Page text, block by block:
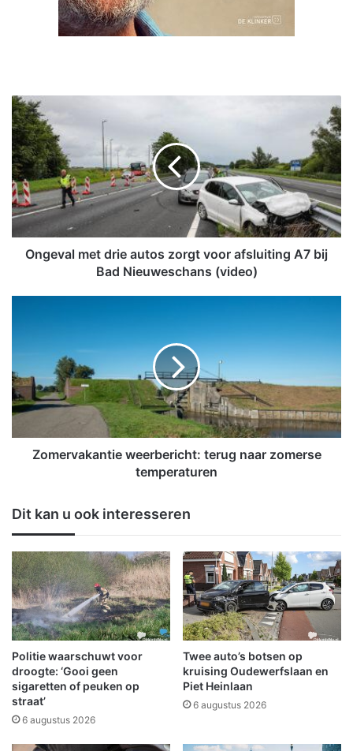
O
n
g
e
v
a
l
m
e
t
o
s
z
o
o
r
a
f
s
l
u
i
t
i
n
g
Ongeval met drie autos zorgt voor afsluiting A7 bij
Bad Nieuweschans (video)
r
v
a
k
a
w
e
e
r
b
e
r
i
c
h
t
:
t
Zomervakantie weerbericht: terug naar zomerse
temperaturen
Dit kan u ook interesseren
Politie waarschuwt voor
droogte: ‘Gooi geen
sigaretten of peuken op
straat’
6 augustus 2026
Twee auto’s botsen op
kruising Oudewerfslaan en
Piet Heinlaan
6 augustus 2026